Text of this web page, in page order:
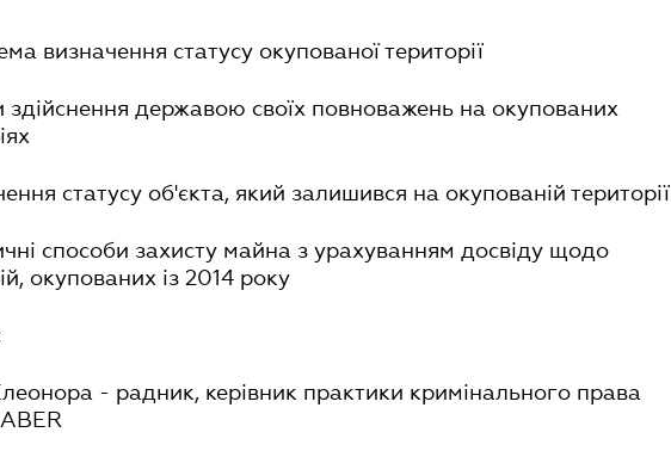
визначення статусу окупованої території
здійснення державою своїх повноважень на окупованих
статусу об'єкта, який залишився на окупованій території
способи захисту майна з урахуванням досвіду щодо
окупованих із 2014 року
- радник, керівник практики кримінального права